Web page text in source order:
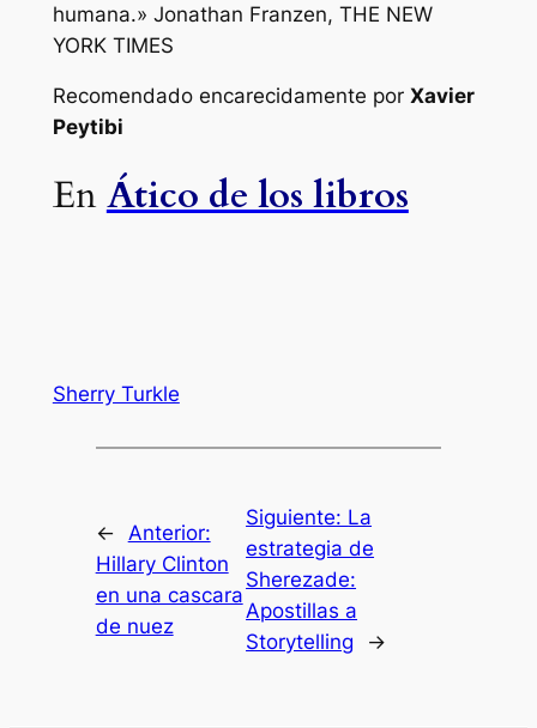
humana.» Jonathan Franzen, THE NEW
YORK TIMES
Recomendado encarecidamente por Xavier
Peytibi
EnÁtico de los libros
Sherry Turkle
← Anterior:
Hillary Clinton
en una cascara
de nuez
Siguiente: La
estrategia de
Sherezade:
Apostillas a
Storytelling
→